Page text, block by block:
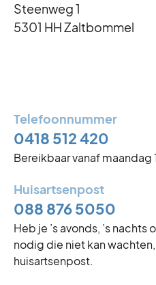
Steenweg 1
5301 HH Zaltbommel
Telefoonnummer
0418 512 420
Bereikbaar vanaf
Huisartsenpost
088 876 5050
Heb je ’s avonds, ’s
nodig die niet kan
huisartsenpost.
Vrijdag
Zaterdag
huisarts in Zaltbommel
Eerste kerstdag
Vrijdag 25 december
Tweede kerstdag
Zaterdag 26